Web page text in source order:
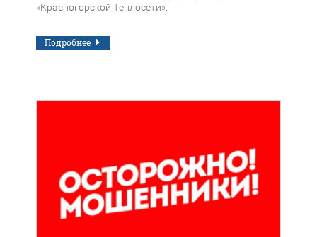
«Красногорской Теплосети».
Подробнее